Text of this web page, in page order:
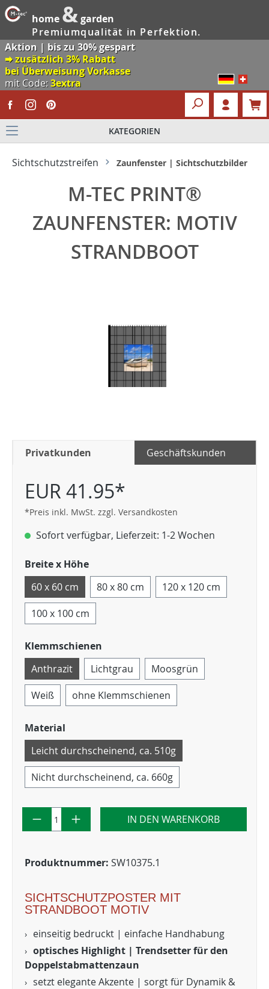
home &garden
Premiumqualität in Perfektion.
Aktion | bis zu 30% gespart
🠮 zusätzlich 3% Rabatt
bei Überweisung Vorkasse
mit Code:3extra
KATEGORIEN
Sichtschutzstreifen Zaunfenster | Sichtschutzbilder
M-TEC PRINT®
ZAUNFENSTER: MOTIV
STRANDBOOT
Privatkunden Geschäftskunden
EUR 41.95*
*Preis inkl. MwSt. zzgl. Versandkosten
Sofort verfügbar, Lieferzeit: 1-2 Wochen
Breite x Höhe
60 x 60 cm
80 x 80 cm
120 x 120 cm
100 x 100 cm
Klemmschienen
Anthrazit
Lichtgrau
Moosgrün
Weiß
ohne Klemmschienen
Material
Leicht durchscheinend, ca. 510g
Nicht durchscheinend, ca. 660g
IN DEN WARENKORB
Produktnummer: SW10375.1
SICHTSCHUTZPOSTER MIT
STRANDBOOT MOTIV
einseitig bedruckt | einfache Handhabung
optisches Highlight | Trendsetter für den
Doppelstabmattenzaun
setzt elegante Akzente | sorgt für Dynamik &